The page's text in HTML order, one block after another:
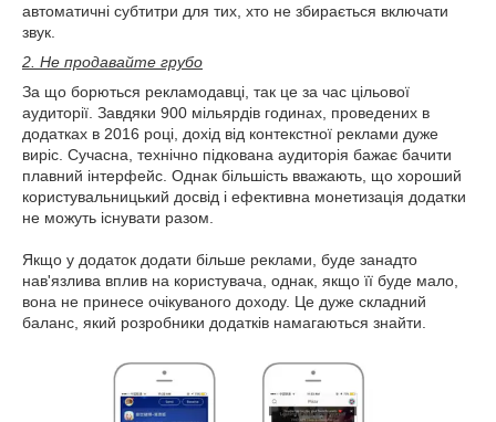
автоматичні субтитри для тих, хто не збирається включати
звук.
2. Не продавайте грубо
За що борються рекламодавці, так це за час цільової
аудиторії. Завдяки 900 мільярдів годинах, проведених в
додатках в 2016 році, дохід від контекстної реклами дуже
виріс. Сучасна, технічно підкована аудиторія бажає бачити
плавний інтерфейс. Однак більшість вважають, що хороший
користувальницький досвід і ефективна монетизація додатки
не можуть існувати разом.
Якщо у додаток додати більше реклами, буде занадто
нав'язлива вплив на користувача, однак, якщо її буде мало,
вона не принесе очікуваного доходу. Це дуже складний
баланс, який розробники додатків намагаються знайти.